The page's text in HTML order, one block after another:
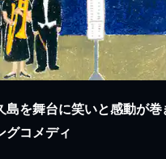
島を舞台に笑いと感動が
グコメディ